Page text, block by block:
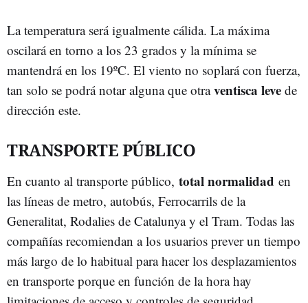
La temperatura será igualmente cálida. La máxima
oscilará en torno a los 23 grados y la mínima se
mantendrá en los 19ºC. El viento no soplará con fuerza,
tan solo se podrá notar alguna que otraventisca leve de
dirección este.
TRANSPORTE PÚBLICO
En cuanto al transporte público, total normalidad en
las líneas de metro, autobús, Ferrocarrils de la
Generalitat, Rodalies de Catalunya y el Tram. Todas las
compañías recomiendan a los usuarios prever un tiempo
más largo de lo habitual para hacer los desplazamientos
en transporte porque en función de la hora hay